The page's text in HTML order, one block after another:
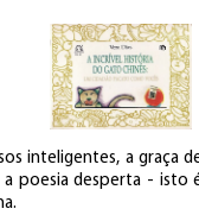
inteligentes, a graça
a poesia desperta - isto